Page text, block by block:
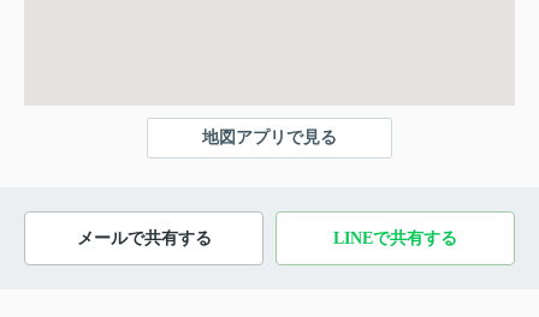
地図アプリで見る
メールで共有する LINEで共有する